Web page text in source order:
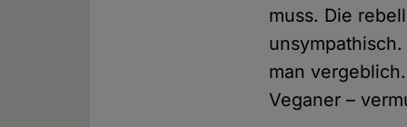
muss. Die
man
Veganer –